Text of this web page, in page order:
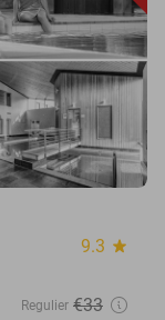
9.3 star
Regulier €33